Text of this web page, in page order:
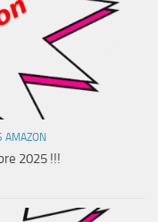
AMAZON
2025 !!!